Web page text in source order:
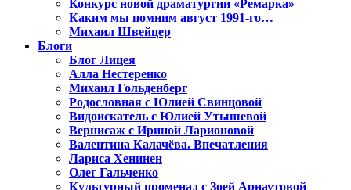
Конкурс новой драматургии «Ремарка»
Каким мы помним август 1991-го…
Михаил Швейцер
Блоги
Блог Лицея
Алла Нестеренко
Михаил Гольденберг
Родословная с Юлией Свинцовой
Видоискатель с Юлией Утышевой
Вернисаж с Ириной Ларионовой
Валентина Калачёва. Впечатления
Лариса Хенинен
Олег Гальченко
Культурный променад с Зоей Арнаутовой